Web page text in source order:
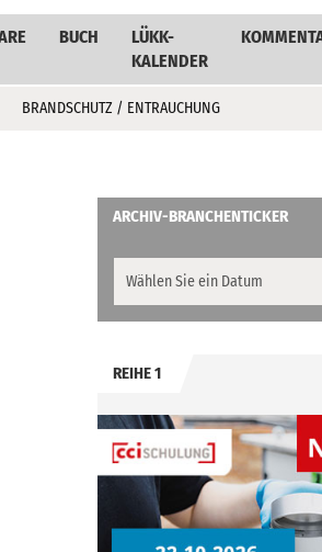
BUCH
LÜKK-
KALENDER
BRANDSCHUTZ / ENTRAUCHUNG
ARCHIV-BRANCHENTICKER
REIHE 1